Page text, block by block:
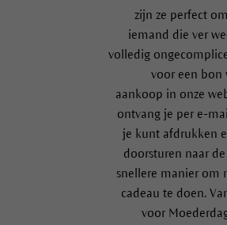
zijn ze perfect
iemand die ver
volledig
voor een bon
aankoop in onze
ontvang je per e-
je kunt afdrukken
doorsturen naar
snellere manier om
cadeau te doen.
voor